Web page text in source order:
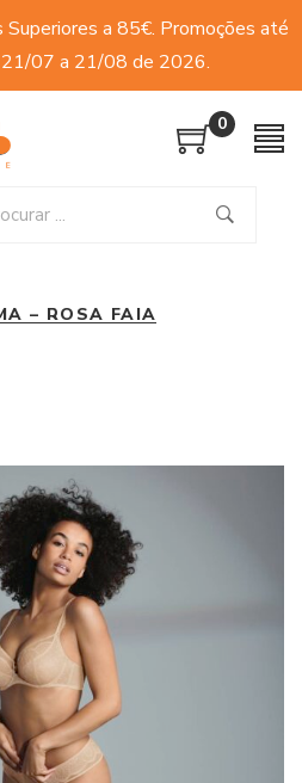
a 85€. Promoções até
07 a 21/08 de 2026.
0
– ROSA FAIA